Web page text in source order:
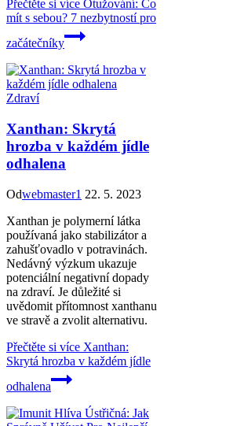
Přečtěte si více Otužování: Co
mít s sebou? 7 nezbytností pro
začátečníky
Zdraví
Xanthan: Skrytá
hrozba v každém jídle
odhalena
Odwebmaster1 22. 5. 2023
Xanthan je polymerní látka
používaná jako stabilizátor a
zahušťovadlo v potravinách.
Nedávný výzkum ukazuje
potenciální negativní dopady
na zdraví. Je důležité si
uvědomit přítomnost xanthanu
ve stravě a zvolit alternativu.
Přečtěte si více Xanthan:
Skrytá hrozba v každém jídle
odhalena